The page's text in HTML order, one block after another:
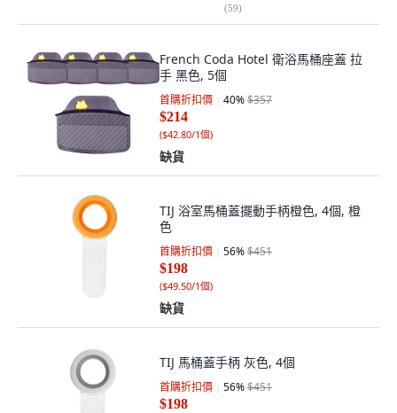
(59)
French Coda Hotel 衛浴馬桶座蓋 拉
手 黑色, 5個
首購折扣價 40%$357
$214
($42.80/1個)
缺貨
TIJ 浴室馬桶蓋擺動手柄橙色, 4個, 橙
色
首購折扣價 56%$451
$198
($49.50/1個)
缺貨
TIJ 馬桶蓋手柄 灰色, 4個
首購折扣價 56%$451
$198